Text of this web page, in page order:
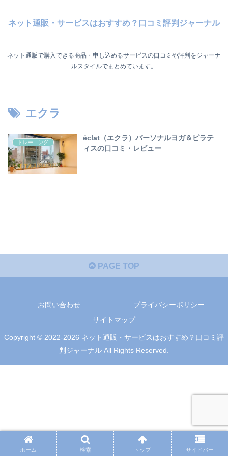
ネット通販・サービスはおすすめ？口コミ評判ジャーナル
ネット通販で購入できる商品・申し込めるサービスの口コミや評判をジャーナ
ルスタイルでまとめています。
エクラ
トレーニング
éclat（エクラ）パーソナルヨガ＆ピラテ
ィスの口コミ・レビュー
PAGE TOP
お問い合わせ
プライバシーポリシー
サイトマップ
Copyright © 2022-2026 ネット通販・サービスはおすすめ？口コミ評
判ジャーナル All Rights Reserved.
ホーム 検索 トップ サイドバー